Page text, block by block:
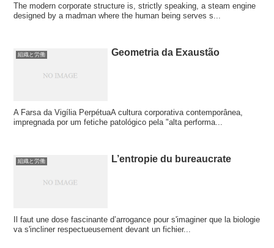
The modern corporate structure is, strictly speaking, a steam engine
designed by a madman where the human being serves s...
組織と労働 Geometria da Exaustão
A Farsa da Vigília PerpétuaA cultura corporativa contemporânea,
impregnada por um fetiche patológico pela "alta performa...
組織と労働 L’entropie du bureaucrate
Il faut une dose fascinante d’arrogance pour s'imaginer que la biologie
va s'incliner respectueusement devant un fichier...